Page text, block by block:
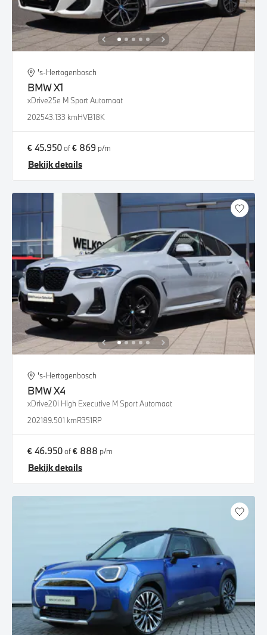
's-Hertogenbosch
BMWX1
xDrive25e M Sport Automaat
202543.133 kmHVB18K
€ 45.950of€ 869 p/m
Bekijk details
's-Hertogenbosch
BMWX4
xDrive20i High Executive M Sport Automaat
202189.501 kmR351RP
€ 46.950of€ 888 p/m
Bekijk details